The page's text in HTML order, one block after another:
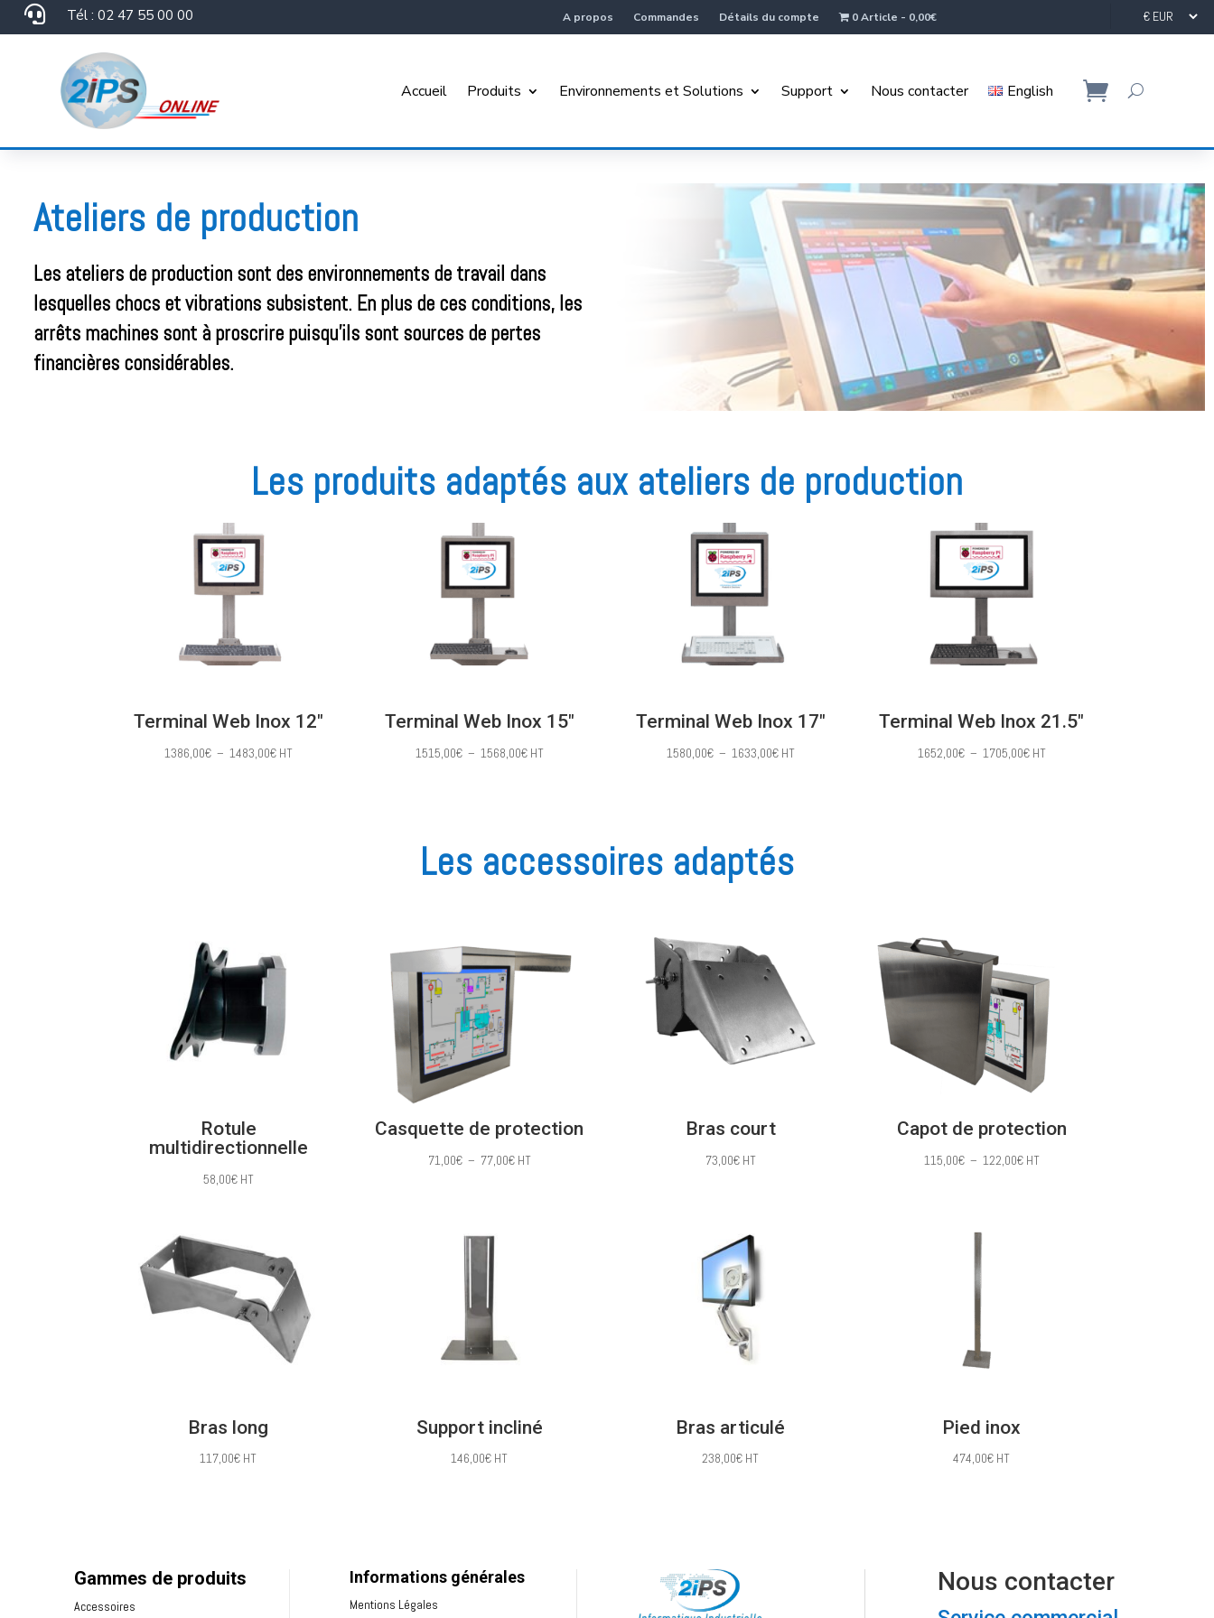
 Tél : 02 47 55 00 00 A propos Commandes Détails du compte 0 Article 0,00€
Accueil Produits Environnements et Solutions Support Nous contacter English
Ateliers de production
Les ateliers de production sont des environnements de travail dans
lesquelles chocs et vibrations subsistent. En plus de ces conditions, les
arrêts machines sont à proscrire puisqu’ils sont sources de pertes
financières considérables.
Les produits adaptés aux ateliers de production
Terminal Web Inox 12″
1386,00€ – 1483,00€Plage
HT
Terminal Web Inox 15″
1515,00€ – 1568,00€Plage
1568,00€
HT
Terminal Web Inox 17″
1580,00€ – 1633,00€Plage
1633,00€
HT
Terminal Web Inox 21.5″
1652,00€ – 1705,00€Plage
HT
Les accessoires adaptés
Rotule
multidirectionnelle
58,00€ HT
Casquette de protection
71,00€ – 77,00€Plage
HT
Bras court
73,00€ HT
Capot de protection
115,00€ – 122,00€Plage
HT
Bras long
117,00€ HT
Support incliné
146,00€ HT
Bras articulé
238,00€ HT
Pied inox
474,00€ HT
Gammes de produits
Accessoires
Informations générales
Mentions Légales
Nous contacter